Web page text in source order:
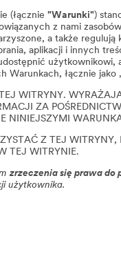
(łącznie "Warunki")
z nami
a także
aplikacji i innych
użytkownikowi,
łącznie jako
WITRYNY.
ZA
NINIEJSZYMI
Z TEJ
TEJ WITRYNIE.
zrzeczenia się prawa do
użytkownika.